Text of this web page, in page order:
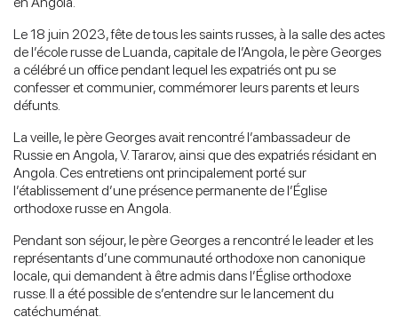
Le 18 juin 2023, fête de tous les saints russes, à la salle des actes
de l’école russe de Luanda, capitale de l’Angola, le père Georges
a célébré un office pendant lequel les expatriés ont pu se
confesser et communier, commémorer leurs parents et leurs
défunts.
La veille, le père Georges avait rencontré l’ambassadeur de
Russie en Angola, V. Tararov, ainsi que des expatriés résidant en
Angola. Ces entretiens ont principalement porté sur
l’établissement d’une présence permanente de l’Église
orthodoxe russe en Angola.
Pendant son séjour, le père Georges a rencontré le leader et les
représentants d’une communauté orthodoxe non canonique
locale, qui demandent à être admis dans l’Église orthodoxe
russe. Il a été possible de s’entendre sur le lancement du
catéchuménat.